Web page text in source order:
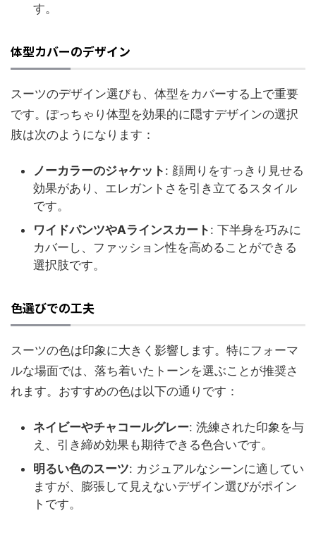
す。
体型カバーのデザイン
スーツのデザイン選びも、体型をカバーする上で重要
です。ぽっちゃり体型を効果的に隠すデザインの選択
肢は次のようになります：
ノーカラーのジャケット : 顔周りをすっきり見せる
効果があり、エレガントさを引き立てるスタイル
です。
ワイドパンツやAラインスカート : 下半身を巧みに
カバーし、ファッション性を高めることができる
選択肢です。
色選びでの工夫
スーツの色は印象に大きく影響します。特にフォーマ
ルな場面では、落ち着いたトーンを選ぶことが推奨さ
れます。おすすめの色は以下の通りです：
ネイビーやチャコールグレー: 洗練された印象を与
え、引き締め効果も期待できる色合いです。
明るい色のスーツ: カジュアルなシーンに適してい
ますが、膨張して見えないデザイン選びがポイン
トです。